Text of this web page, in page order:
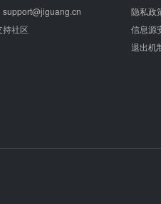
support@jiguang.cn
持社区
隐私政
信息源
退出机